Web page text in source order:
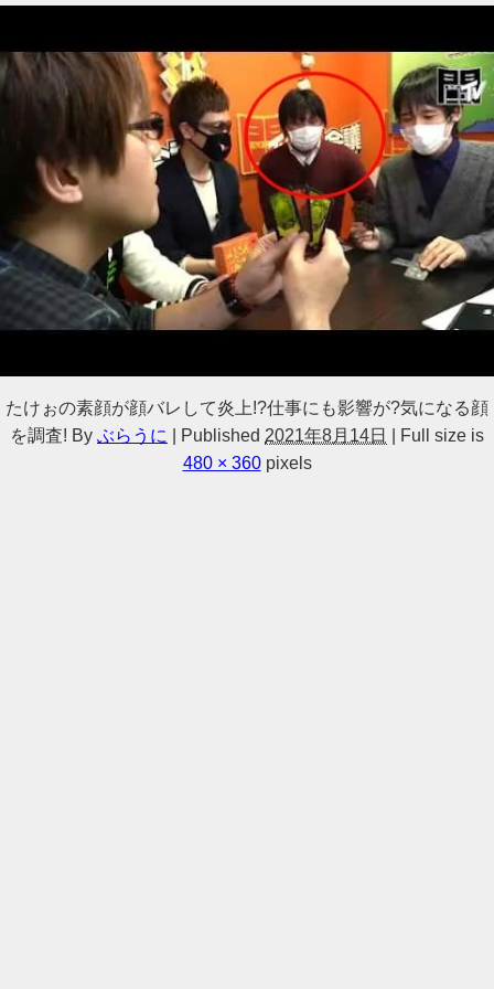
たけぉの素顔が顔バレして炎上!?仕事にも影響が?気になる顔
を調査! By ぶらうに Published 2021年8月14日
Full size is
480 × 360pixels